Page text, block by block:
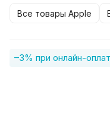
Все товары Apple
–3% при онлайн-